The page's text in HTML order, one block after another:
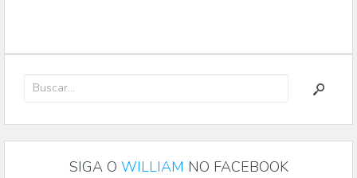
SIGA O WILLIAM NO FACEBOOK